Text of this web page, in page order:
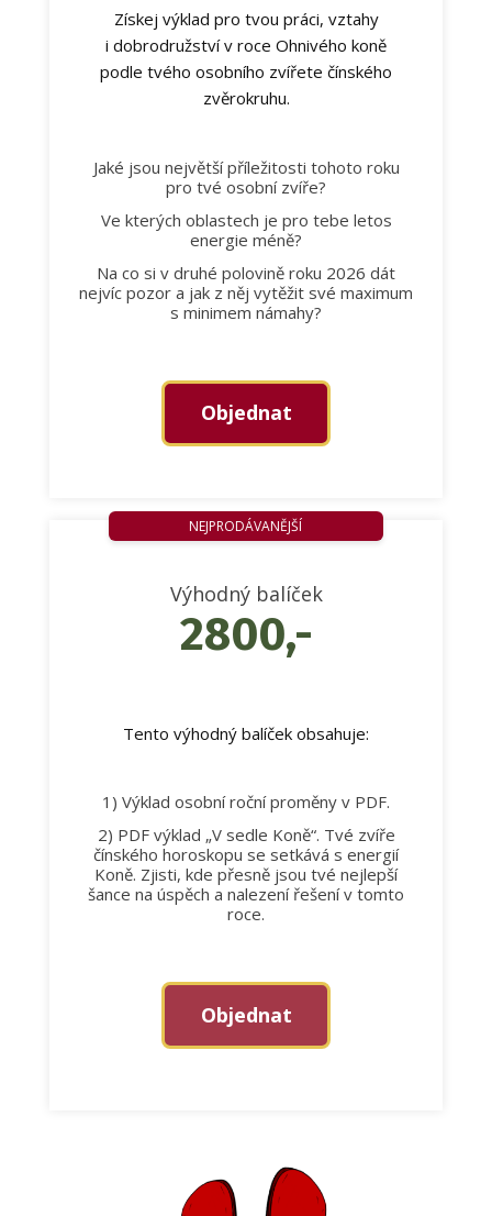
Získej výklad pro tvou práci, vztahy
i dobrodružství v roce Ohnivého koně
podle tvého osobního zvířete čínského
zvěrokruhu.
Jaké jsou největší příležitosti tohoto roku
pro tvé osobní zvíře?
Ve kterých oblastech je pro tebe letos
energie méně?
Na co si v druhé polovině roku 2026 dát
nejvíc pozor a jak z něj vytěžit své maximum
s minimem námahy?
Objednat
Výhodný balíček
2800,-
NEJPRODÁVANĚJŠÍ
Tento výhodný balíček obsahuje:
1) Výklad osobní roční proměny v PDF.
2) PDF výklad „V sedle Koně“. Tvé zvíře
čínského horoskopu se setkává s energií
Koně. Zjisti, kde přesně jsou tvé nejlepší
šance na úspěch a nalezení řešení v tomto
roce.
Objednat